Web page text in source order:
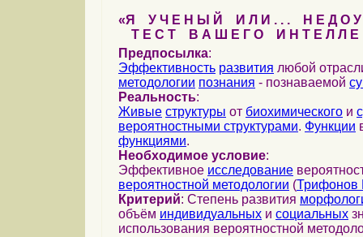
«Я У Ч Е Н Ы Й И Л И . . . Н Е Д О У
Т Е С Т В А Ш Е Г О И Н Т Е Л Л Е
Предпосылка:
Эффективность развития любой
методологии познания - познаваемой
Реальность:
Живые структуры от биохимического и
вероятностными структурами. Функции
функциями.
Необходимое условие:
Эффективное исследование
вероятностной методологии (Трифонов
Критерий: Степень развития
объём индивидуальных и социальных
использования вероятностной